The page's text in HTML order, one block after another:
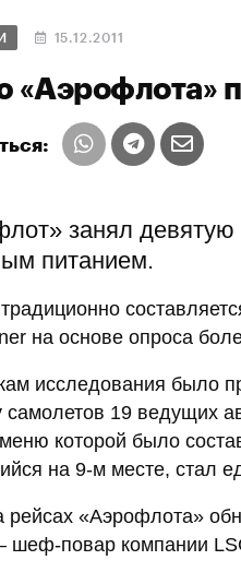
15.12.2011
«Аэрофлота»
занял девятую
питанием.
на основе опроса
исследования было
самолетов 19 ведущих
которой было
на 9-м месте, стал
«Аэрофлота»
повар компании